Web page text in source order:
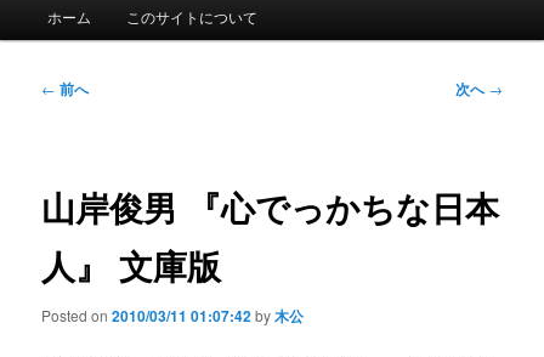
へ
ホーム このサイトについて
投
ゲ
ー
ョ
ン
← 前へ 次へ→
山岸俊男 『心でっかちな日本
人』 文庫版
Posted on2010/03/11 01:07:42by木公